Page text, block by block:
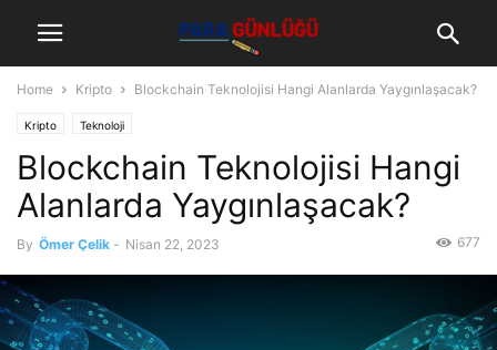
Home Kripto Blockchain Teknolojisi Hangi Alanlarda Yaygınlaşacak?
Kripto Teknoloji
Blockchain Teknolojisi Hangi
Alanlarda Yaygınlaşacak?
By Ömer Çelik - Nisan 22, 2023 677